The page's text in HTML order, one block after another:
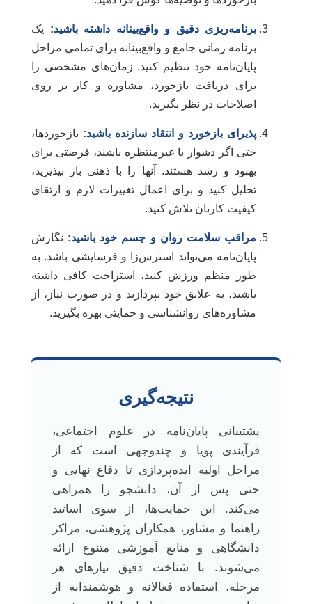
برنامه‌ریزی دقیق و واقع‌بینانه داشته باشید: یک
برنامه زمانی جامع و واقع‌بینانه برای تمامی مراحل
پایان‌نامه خود تنظیم کنید. زمان‌های مشخصی را
برای دریافت بازخورد، مشاوره و کار بر روی
اصلاحات در نظر بگیرید.
پذیرای بازخورد و انتقاد سازنده باشید: بازخوردها،
حتی اگر دشوار یا غیرمنتظره باشند، فرصتی برای
بهبود و رشد هستند. آنها را با ذهنی باز بپذیرید،
تحلیل کنید و برای اعمال تغییرات لازم و ارتقای
کیفیت کارتان تلاش کنید.
مراقب سلامت روان و جسم خود باشید: نگارش
پایان‌نامه می‌تواند استرس‌زا و فرسایشی باشد. به
طور منظم ورزش کنید، استراحت کافی داشته
باشید، به علایق خود بپردازید و در صورت نیاز، از
مشاوره‌های روانشناسی و حمایتی بهره بگیرید.
نتیجه‌گیری
پشتیبانی پایان‌نامه در علوم اجتماعی،
فرآیندی پویا و چندوجهی است که از
مراحل اولیه ایده‌پردازی تا دفاع نهایی و
حتی پس از آن، دانشجو را همراهی
می‌کند. این حمایت‌ها، از سوی اساتید
راهنما و مشاور، همکاران پژوهشی، مراکز
دانشگاهی و منابع آموزشی متنوع ارائه
می‌شوند. با شناخت دقیق نیازهای هر
مرحله، استفاده فعالانه و هوشمندانه از